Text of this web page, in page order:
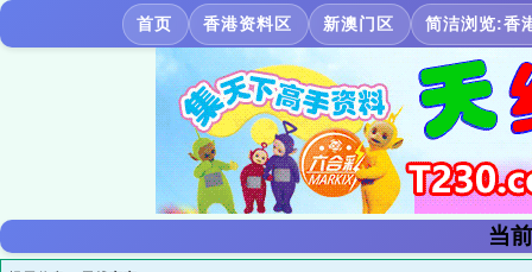
首页 香港资料区 新澳门区 简洁浏览:香
当